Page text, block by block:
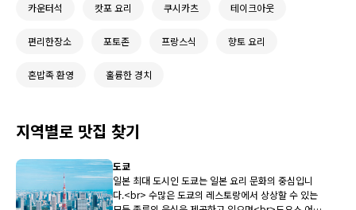
카운터석 캇포 요리 쿠시카츠 테이크아웃
편리한장소 포토존 프랑스식 향토 요리
혼밥족 환영 훌륭한 경치
지역별로 맛집 찾기
도쿄
일본 최대 도시인 도쿄는 일본 요리 문화의 중심입니
다.<br> 수많은 도쿄의 레스토랑에서 상상할 수 있는